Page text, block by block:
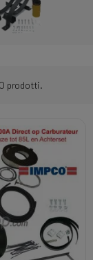
prodotti.